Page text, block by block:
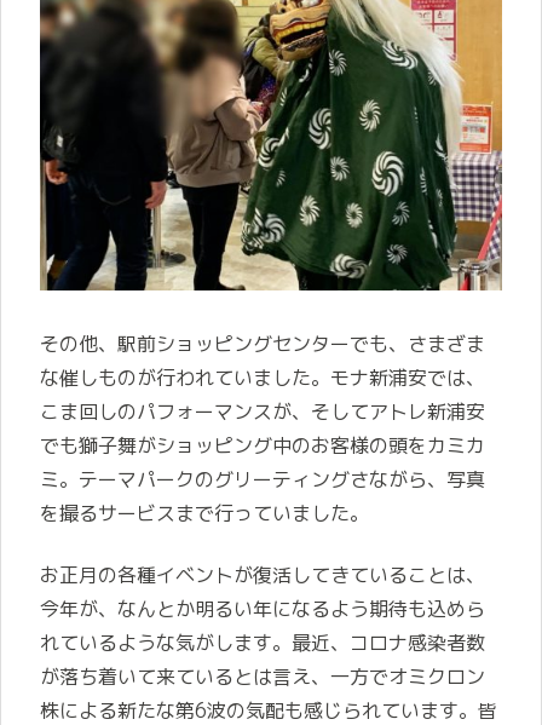
その他、駅前ショッピングセンターでも、さまざま
な催しものが行われていました。モナ新浦安では、
こま回しのパフォーマンスが、そしてアトレ新浦安
でも獅子舞がショッピング中のお客様の頭をカミカ
ミ。テーマパークのグリーティングさながら、写真
を撮るサービスまで行っていました。
お正月の各種イベントが復活してきていることは、
今年が、なんとか明るい年になるよう期待も込めら
れているような気がします。最近、コロナ感染者数
が落ち着いて来ているとは言え、一方でオミクロン
株による新たな第6波の気配も感じられています。 皆